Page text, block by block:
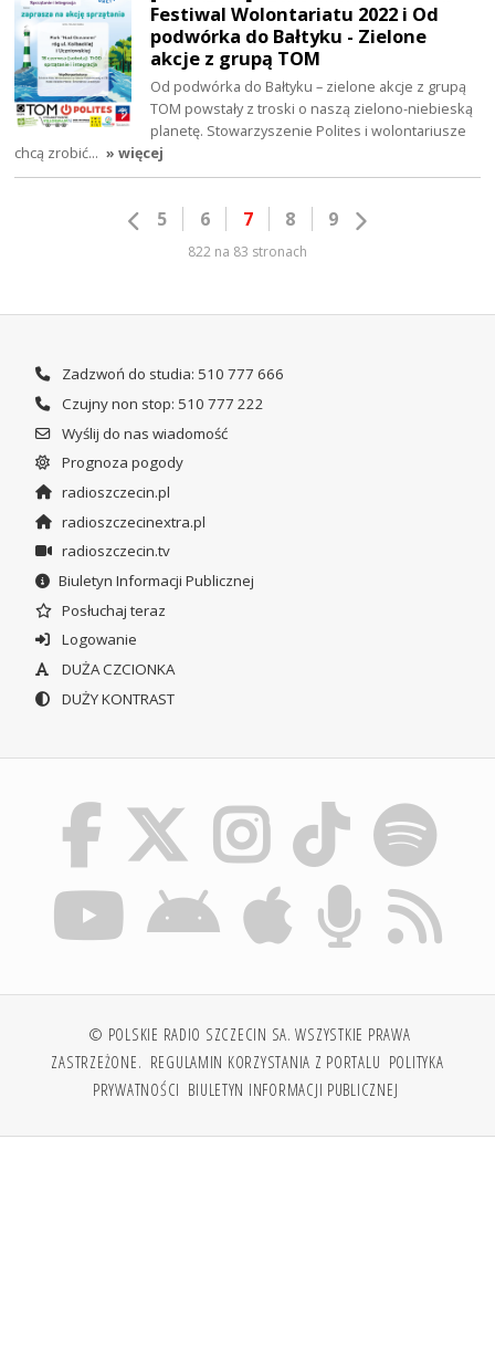
Festiwal Wolontariatu 2022 i Od
podwórka do Bałtyku - Zielone
akcje z grupą TOM
Od podwórka do Bałtyku – zielone akcje z grupą
TOM powstały z troski o naszą zielono-niebieską
planetę. Stowarzyszenie Polites i wolontariusze
chcą zrobić… » więcej
5 6 7 8 9
822 na 83 stronach
Zadzwoń do studia: 510 777 666
Czujny non stop: 510 777 222
Wyślij do nas wiadomość
Prognoza pogody
radioszczecin.pl
radioszczecinextra.pl
radioszczecin.tv
Biuletyn Informacji Publicznej
Posłuchaj teraz
Logowanie
DUŻA CZCIONKA
DUŻY KONTRAST
© POLSKIE RADIO SZCZECIN SA. WSZYSTKIE PRAWA
ZASTRZEŻONE. REGULAMIN KORZYSTANIA Z PORTALU POLITYKA
PRYWATNOŚCI BIULETYN INFORMACJI PUBLICZNEJ